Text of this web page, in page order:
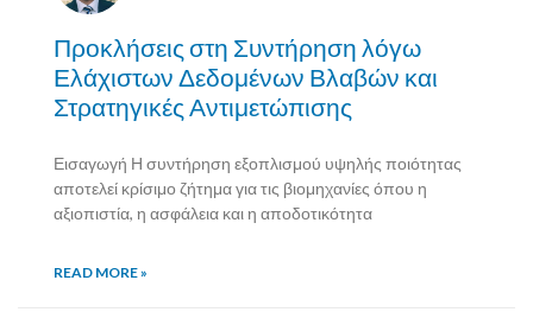
Προκλήσεις στη Συντήρηση λόγω
Ελάχιστων Δεδομένων Βλαβών και
Στρατηγικές Αντιμετώπισης
Εισαγωγή Η συντήρηση εξοπλισμού υψηλής ποιότητας
αποτελεί κρίσιμο ζήτημα για τις βιομηχανίες όπου η
αξιοπιστία, η ασφάλεια και η αποδοτικότητα
READ MORE »